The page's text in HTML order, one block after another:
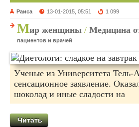
Раиса 13-01-2015, 05:51 1 099
Мир женщины / Медицина
пациентов и врачей
Ученые из Университета Тель-
сенсационное заявление.
шоколад и иные сладости на
Читать